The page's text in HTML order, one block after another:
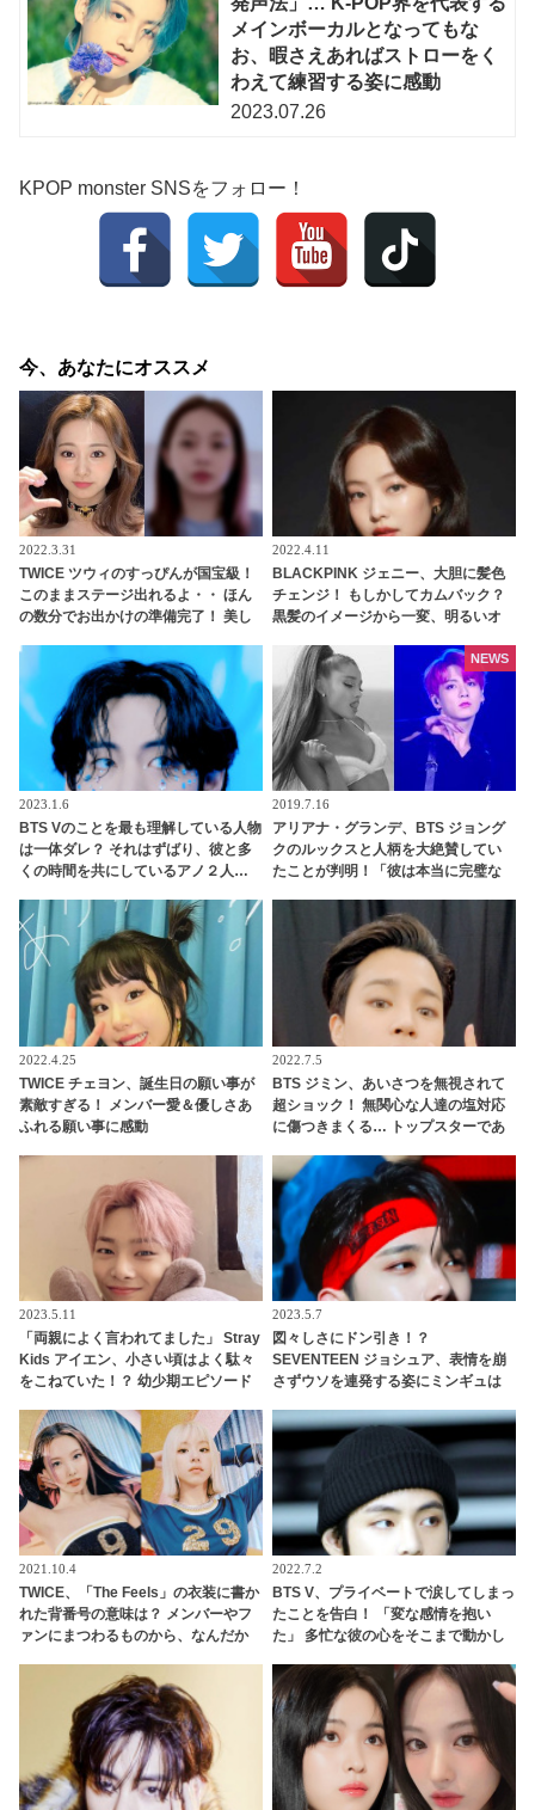
メインボーカルとなってもな
お、暇さえあればストローをく
わえて練習する姿に感動
2023.07.26
KPOP monster SNSをフォロー！
今、あなたにオススメ
2022.3.31
TWICE ツウィのすっぴんが国宝級！
このままステージ出れるよ・・ ほん
の数分でお出かけの準備完了！ 美し
2022.4.11
BLACKPINK ジェニー、大胆に髪色
チェンジ！ もしかしてカムバック？
黒髪のイメージから一変、明るいオ
2023.1.6
BTS Vのことを最も理解している人物
は一体ダレ？ それはずばり、彼と多
くの時間を共にしているアノ２人…
てる！」と太鼓判を押す様子がかわ
いすぎる
2019.7.16
アリアナ・グランデ、BTS ジョング
クのルックスと人柄を大絶賛してい
たことが判明！「彼は本当に完璧な
にファンは脱帽「彼は世界の歌姫ま
でも虜にする」
NEWS
2022.4.25
TWICE チェヨン、誕生日の願い事が
素敵すぎる！ メンバー愛＆優しさあ
ふれる願い事に感動
2022.7.5
BTS ジミン、あいさつを無視されて
超ショック！ 無関心な人達の塩対応
に傷つきまくる… トップスターであ
ない本音にファンも涙「抱きしめて
あげたい」
2023.5.11
「両親によく言われてました」 Stray
Kids アイエン、小さい頃はよく駄々
をこねていた！？ 幼少期エピソード
2023.5.7
図々しさにドン引き！？
SEVENTEEN ジョシュア、表情を崩
さずウソを連発する姿にミンギュは
行動にファン大爆笑
2021.10.4
TWICE、「The Feels」の衣装に書か
れた背番号の意味は？ メンバーやフ
ァンにまつわるものから、なんだか
なるその意味とは？
2022.7.2
BTS V、プライベートで涙してしまっ
たことを告白！ 「変な感情を抱い
た」 多忙な彼の心をそこまで動かし
思いに共感するファン続々